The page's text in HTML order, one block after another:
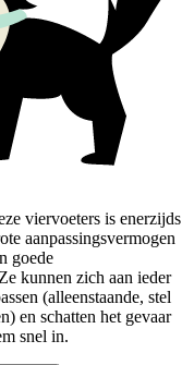
viervoeters is enerzijds
aanpassingsvermogen
goede
kunnen zich aan ieder
(alleenstaande, stel
en schatten het gevaar
snel in.